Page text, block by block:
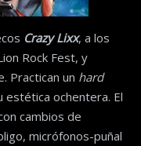
Crazy Lixx, a los
Rock Fest, y
Practican un hard
estética ochentera. El
cambios de
micrófonos-puñal